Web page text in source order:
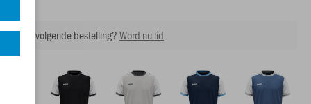
op je volgende bestelling?Word nu lid